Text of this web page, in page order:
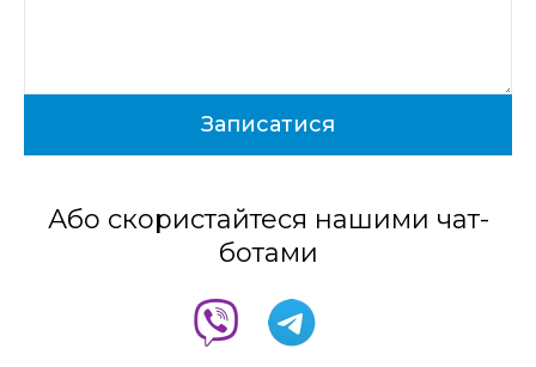
Або скористайтеся нашими чат-
ботами